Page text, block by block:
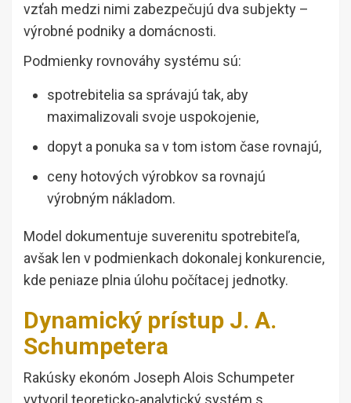
vzťah medzi nimi zabezpečujú dva subjekty –
výrobné podniky a domácnosti.
Podmienky rovnováhy systému sú:
spotrebitelia sa správajú tak, aby
maximalizovali svoje uspokojenie,
dopyt a ponuka sa v tom istom čase rovnajú,
ceny hotových výrobkov sa rovnajú
výrobným nákladom.
Model dokumentuje suverenitu spotrebiteľa,
avšak len v podmienkach dokonalej konkurencie,
kde peniaze plnia úlohu počítacej jednotky.
Dynamický prístup J. A.
Schumpetera
Rakúsky ekonóm Joseph Alois Schumpeter